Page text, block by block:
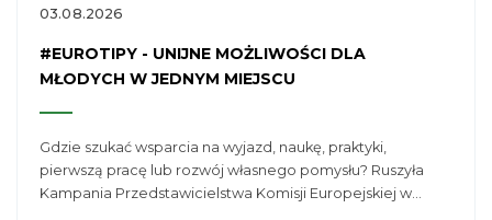
03.08.2026
#EUROTIPY - UNIJNE MOŻLIWOŚCI DLA
MŁODYCH W JEDNYM MIEJSCU
Gdzie szukać wsparcia na wyjazd, naukę, praktyki,
pierwszą pracę lub rozwój własnego pomysłu? Ruszyła
Kampania Przedstawicielstwa Komisji Europejskiej w